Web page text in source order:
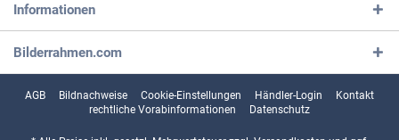
Informationen
Bilderrahmen.com
AGB Bildnachweise Cookie-Einstellungen Händler-Login
Kontakt
rechtliche Vorabinformationen
Datenschutz